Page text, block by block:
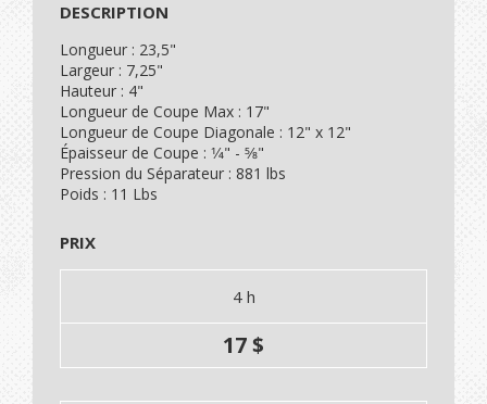
DESCRIPTION
Longueur : 23,5"
Largeur : 7,25"
Hauteur : 4"
Longueur de Coupe Max : 17"
Longueur de Coupe Diagonale : 12" x 12"
Épaisseur de Coupe : 1⁄4" - 5⁄8"
Pression du Séparateur : 881 lbs
Poids : 11 Lbs
PRIX
4 h
17 $